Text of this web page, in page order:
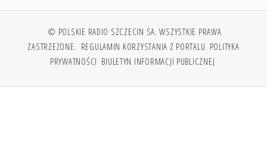
© POLSKIE RADIO SZCZECIN SA. WSZYSTKIE PRAWA
ZASTRZEŻONE. REGULAMIN KORZYSTANIA Z PORTALU POLITYKA
PRYWATNOŚCI BIULETYN INFORMACJI PUBLICZNEJ